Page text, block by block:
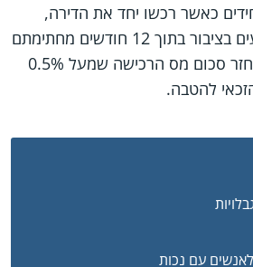
כאשר רכשו יחד את הדירה,
ונישאו או הפכו ידועים בציבור בתוך 12 חודשים מחתימתם
על חוזה הרכישה, יוחזר סכום מס הרכישה שמעל 0.5%
להטבה.
עם נכות